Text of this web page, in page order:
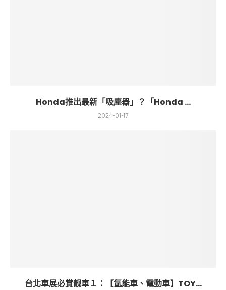
Honda推出最新「吸塵器」？「Honda ...
2024-01-17
台北車展必賞靓車１：【氫能車、電動車】TOY...